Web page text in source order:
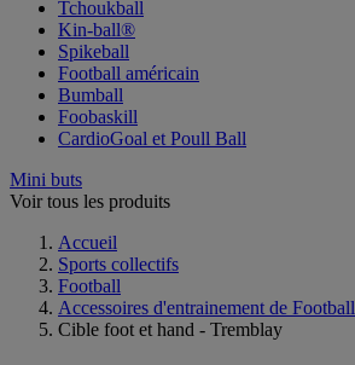
Tchoukball
Kin-ball®
Spikeball
Football américain
Bumball
Foobaskill
CardioGoal et Poull Ball
Mini buts
Voir tous les produits
Accueil
Sports collectifs
Football
Accessoires d'entrainement de Football
Cible foot et hand - Tremblay